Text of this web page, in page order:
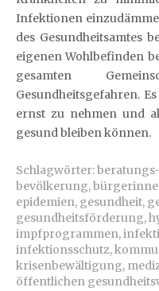
Infektionen
des Gesundheitsamtes
eigenen Wohlbefinden
gesamten
Gesundheitsgefahren.
ernst zu nehmen und
gesund bleiben können.
Schlagwörter:
bevölkerung,
epidemien, gesundheit,
gesundheitsförderung,
impfprogrammen,
infektionsschutz,
krisenbewältigung,
öffentlichen